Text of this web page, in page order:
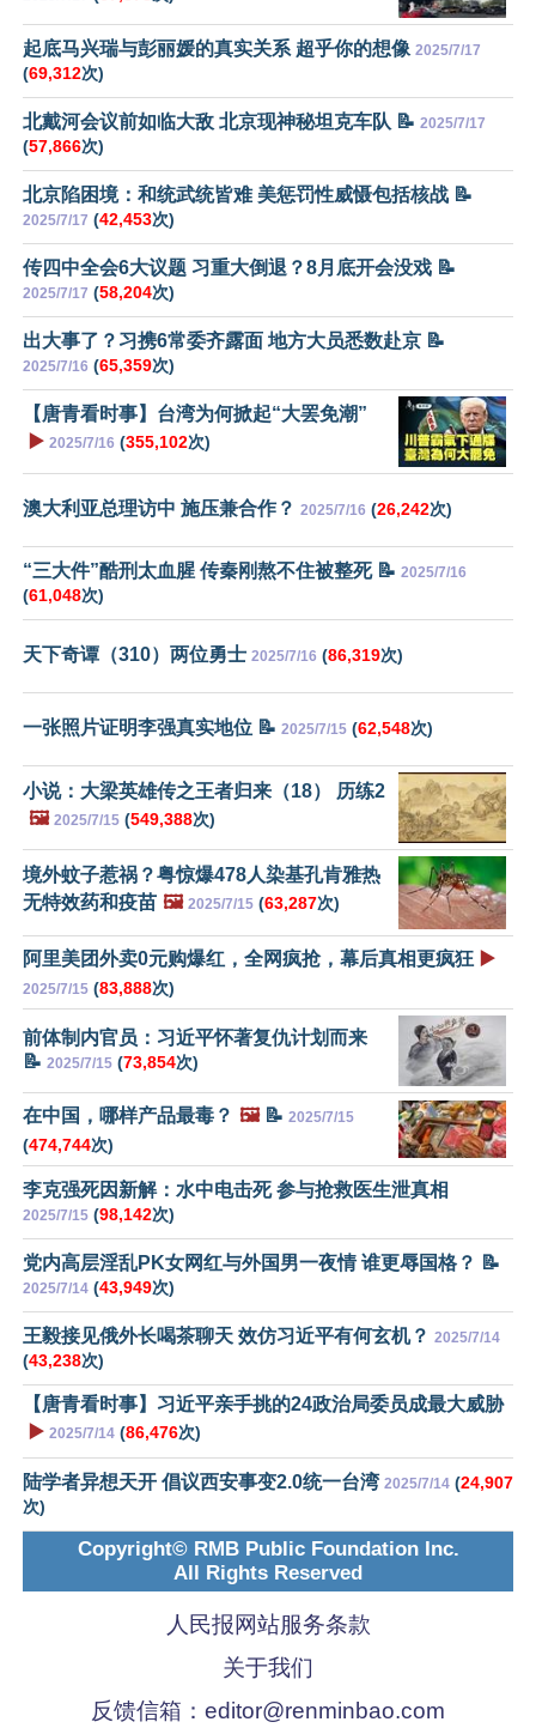
起底马兴瑞与彭丽媛的真实关系 超乎你的想像 2025/7/17
(69,312次)
北戴河会议前如临大敌 北京现神秘坦克车队 📝 2025/7/17
(57,866次)
北京陷困境：和统武统皆难 美惩罚性威慑包括核战 📝
2025/7/17 (42,453次)
传四中全会6大议题 习重大倒退？8月底开会没戏 📝
2025/7/17 (58,204次)
出大事了？习携6常委齐露面 地方大员悉数赴京 📝
2025/7/16 (65,359次)
【唐青看时事】台湾为何掀起“大罢免潮”
▶️ 2025/7/16 (355,102次)
澳大利亚总理访中 施压兼合作？ 2025/7/16 (26,242次)
“三大件”酷刑太血腥 传秦刚熬不住被整死 📝 2025/7/16
(61,048次)
天下奇谭（310）两位勇士 2025/7/16 (86,319次)
一张照片证明李强真实地位 📝 2025/7/15 (62,548次)
小说：大梁英雄传之王者归来（18） 历练2
🖼️ 2025/7/15 (549,388次)
境外蚊子惹祸？粤惊爆478人染基孔肯雅热
无特效药和疫苗 🖼️ 2025/7/15 (63,287次)
阿里美团外卖0元购爆红，全网疯抢，幕后真相更疯狂 ▶️
2025/7/15 (83,888次)
前体制内官员：习近平怀著复仇计划而来
📝 2025/7/15 (73,854次)
在中国，哪样产品最毒？ 🖼️📝 2025/7/15
(474,744次)
李克强死因新解：水中电击死 参与抢救医生泄真相
2025/7/15 (98,142次)
党内高层淫乱PK女网红与外国男一夜情 谁更辱国格？ 📝
2025/7/14 (43,949次)
王毅接见俄外长喝茶聊天 效仿习近平有何玄机？ 2025/7/14
(43,238次)
【唐青看时事】习近平亲手挑的24政治局委员成最大威胁
▶️ 2025/7/14 (86,476次)
陆学者异想天开 倡议西安事变2.0统一台湾 2025/7/14 (24,907
次)
Copyright© RMB Public Foundation Inc.
All Rights Reserved
人民报网站服务条款
关于我们
反馈信箱： editor@renminbao.com